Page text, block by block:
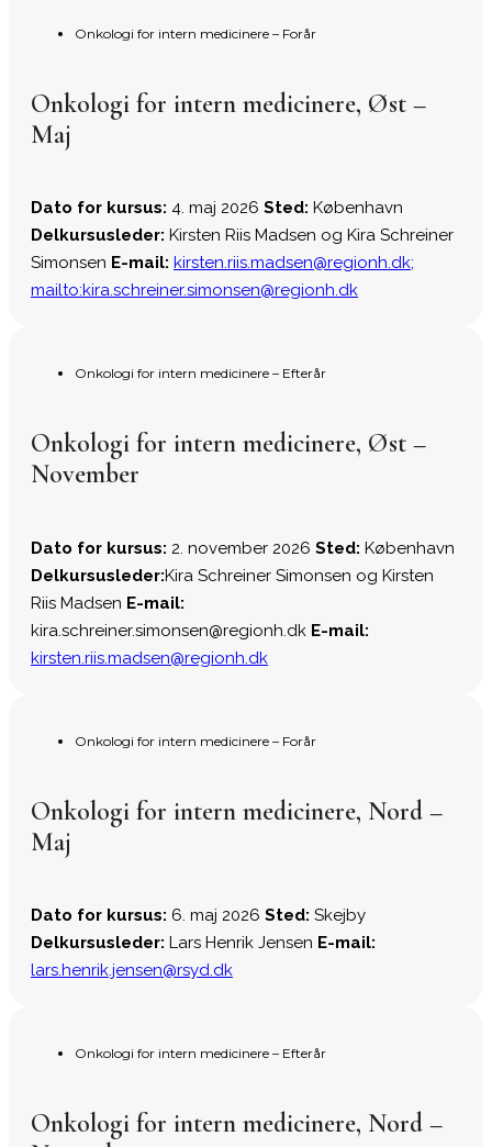
Onkologi for intern medicinere – Forår
Onkologi for intern medicinere, Øst –
Maj
Dato for kursus: 4. maj 2026 Sted: København
Delkursusleder: Kirsten Riis Madsen og Kira Schreiner
Simonsen E-mail: kirsten.riis.madsen@regionh.dk;
mailto:kira.schreiner.simonsen@regionh.dk
Onkologi for intern medicinere – Efterår
Onkologi for intern medicinere, Øst –
November
Dato for kursus: 2. november 2026 Sted: København
Delkursusleder:Kira Schreiner Simonsen og Kirsten
Riis Madsen E-mail:
kira.schreiner.simonsen@regionh.dk E-mail:
kirsten.riis.madsen@regionh.dk
Onkologi for intern medicinere – Forår
Onkologi for intern medicinere, Nord –
Maj
Dato for kursus: 6. maj 2026 Sted: Skejby
Delkursusleder: Lars Henrik Jensen E-mail:
lars.henrik.jensen@rsyd.dk
Onkologi for intern medicinere – Efterår
Onkologi for intern medicinere, Nord –